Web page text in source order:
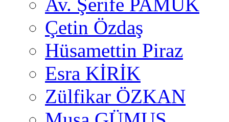
Çetin Özdaş
Hüsamettin Piraz
Esra KİRİK
Zülfikar ÖZKAN